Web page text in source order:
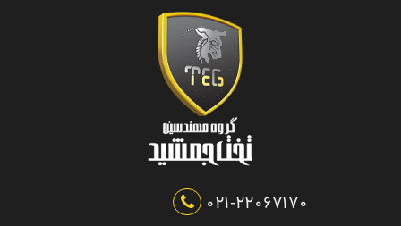
021-22067170